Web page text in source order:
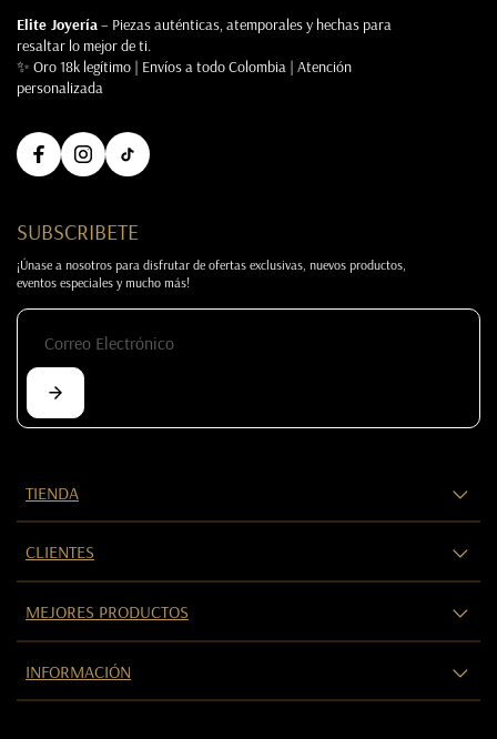
Elite Joyería– Piezas auténticas, atemporales y hechas para
resaltar lo mejor de ti.
✨ Oro 18k legítimo | Envíos a todo Colombia | Atención
personalizada
SUBSCRIBETE
¡Únase a nosotros para disfrutar de ofertas exclusivas, nuevos productos,
eventos especiales y mucho más!
TIENDA
CLIENTES
MEJORES PRODUCTOS
INFORMACIÓN